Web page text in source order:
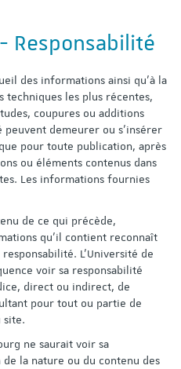
Responsabilité
des informations ainsi qu'à la
techniques les plus récentes,
coupures ou additions
peuvent demeurer ou s'insérer
pour toute publication, après
ou éléments contenus dans
Les informations fournies
de ce qui précède,
qu'il contient reconnaît
L'Université de
voir sa responsabilité
direct ou indirect, de
pour tout ou partie de
site.
ne saurait voir sa
la nature ou du contenu des